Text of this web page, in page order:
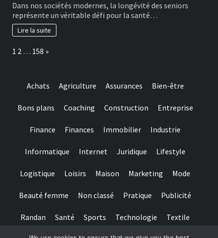
Dans nos sociétés modernes, la longévité des seniors
représente un véritable défi pour la santé…
Lire la suite
Page:
1 2 … 158 Next
»
Achats Agriculture Assurances Bien-être
Bons plans Coaching Construction Entreprise
Finance Finances Immobilier Industrie
Informatique Internet Juridique Lifestyle
Logistique Loisirs Maison Marketing Mode
Beauté femme Non classé Pratique Publicité
Randan Santé Sports Technologie Textile